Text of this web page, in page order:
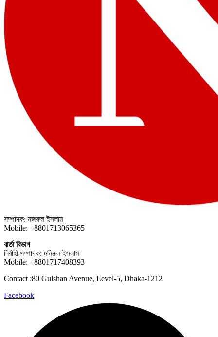
সম্পাদক: নজরুল ইসলাম
Mobile: +8801713065365
বার্তা বিভাগ
নির্বাহী সম্পাদক: মনিরুল ইসলাম
Mobile: +8801717408393
Contact :80 Gulshan Avenue, Level-5, Dhaka-1212
Facebook